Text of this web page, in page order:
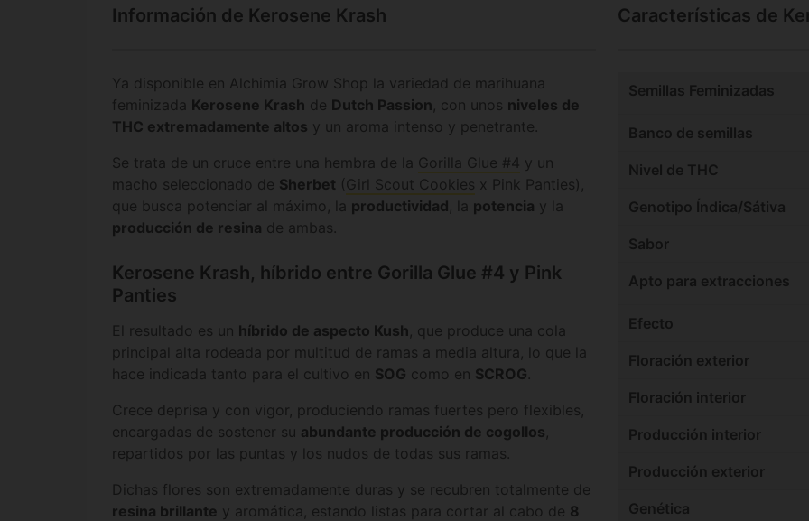
Información de Kerosene Krash
Ya disponible en Alchimia Grow Shop la variedad de marihuana
feminizada Kerosene Krash de Dutch Passion , con unos niveles de
THC extremadamente altos y un aroma intenso y penetrante.
Se trata de un cruce entre una hembra de la Gorilla Glue #4 y un
macho seleccionado de Sherbet ( Girl Scout Cookies x Pink Panties),
que busca potenciar al máximo, la productividad , la potencia y la
producción de resina de ambas.
Kerosene Krash, híbrido entre Gorilla Glue #4 y Pink
Panties
El resultado es un híbrido de aspecto Kush , que produce una cola
principal alta rodeada por multitud de ramas a media altura, lo que la
hace indicada tanto para el cultivo en SOG como en SCROG
Crece deprisa y con vigor, produciendo ramas fuertes pero flexibles,
encargadas de sostener su abundante producción de cogollos
repartidos por las puntas y los nudos de todas sus ramas.
Dichas flores son extremadamente duras y se recubren totalmente de
resina brillante y aromática, estando listas para cortar al cabo de 8
Características de
Semillas Feminizadas
Banco de semillas
Nivel de THC
Genotipo Índica/Sátiva
Sabor
Apto para extracciones
Efecto
Floración exterior
Floración interior
Producción interior
Producción exterior
Genética